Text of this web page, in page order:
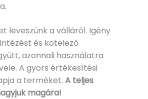
leveszünk a válláról. Igény
és kötelező
azonnali használatra
A gyors értékesítési
a terméket. A teljes
magára!